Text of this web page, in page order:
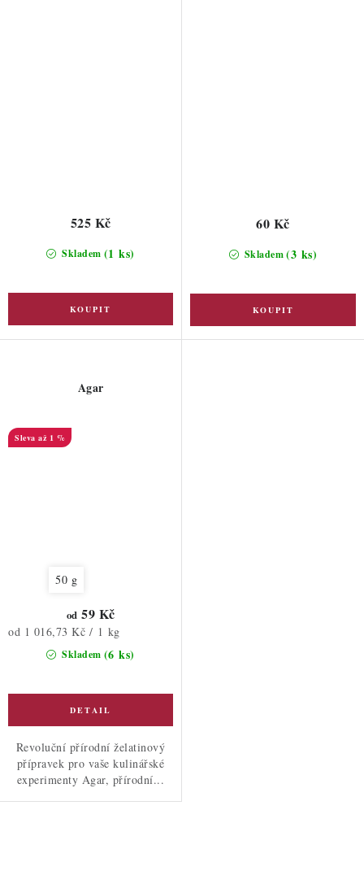
Skladem (1 ks)
525 Kč
Skladem(3 ks)
60 Kč
Agar
až 1 %
50 g
Skladem (6 ks)
od 59 Kč
Měrná
od 1 016,73 Kč / 1 kg
Revoluční přírodní želatinový
přípravek pro vaše kulinářské
experimenty Agar, přírodní...